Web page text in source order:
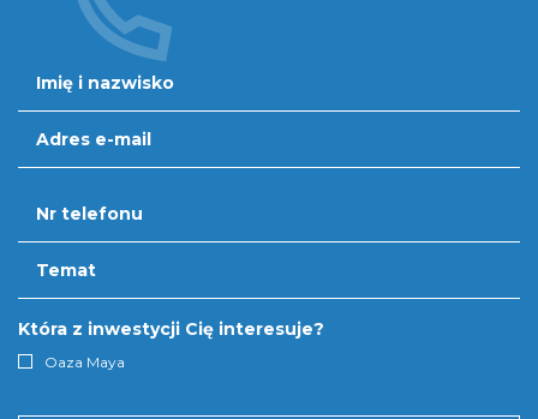
Która z inwestycji Cię interesuje?
Oaza Maya